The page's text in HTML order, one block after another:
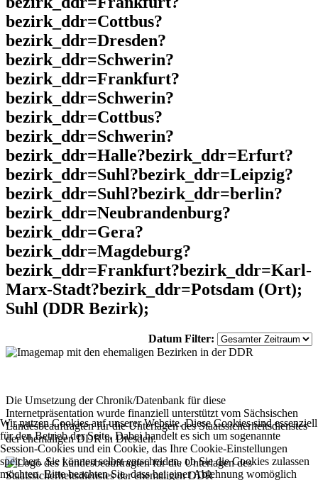
bezirk_ddr=Cottbus?
bezirk_ddr=Dresden?
bezirk_ddr=Schwerin?
bezirk_ddr=Frankfurt?
bezirk_ddr=Schwerin?
bezirk_ddr=Cottbus?
bezirk_ddr=Schwerin?
bezirk_ddr=Halle?bezirk_ddr=Erfurt?
bezirk_ddr=Suhl?bezirk_ddr=Leipzig?
bezirk_ddr=Suhl?bezirk_ddr=berlin?
bezirk_ddr=Neubrandenburg?
bezirk_ddr=Gera?
bezirk_ddr=Magdeburg?
bezirk_ddr=Frankfurt?bezirk_ddr=Karl-
Marx-Stadt?bezirk_ddr=Potsdam (Ort);
Suhl (DDR Bezirk);
Datum Filter:
Die Umsetzung der Chronik/Datenbank für diese
Internetpräsentation wurde finanziell unterstützt vom Sächsischen
Landesbeauftragten für die Unterlagen des Staatssicherheitsdienstes
der ehemaligen DDR in Dresden.
Wir nutzen Cookies auf unserer Website. Diese Cookies sind essenziell
für den Betrieb der Seite. Dabei handelt es sich um sogenannte
Session-Cookies und ein Cookie, das Ihre Cookie-Einstellungen
speichert. Sie können selbst entscheiden, ob Sie die Cookies zulassen
möchten. Bitte beachten Sie, dass bei einer Ablehnung womöglich